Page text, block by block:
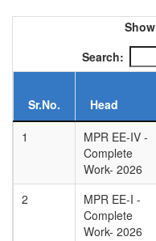
Show
Search:
Sr.No. Head
1
MPR EE-IV -
Complete
Work- 2026
2
MPR EE-I -
Complete
Work- 2026